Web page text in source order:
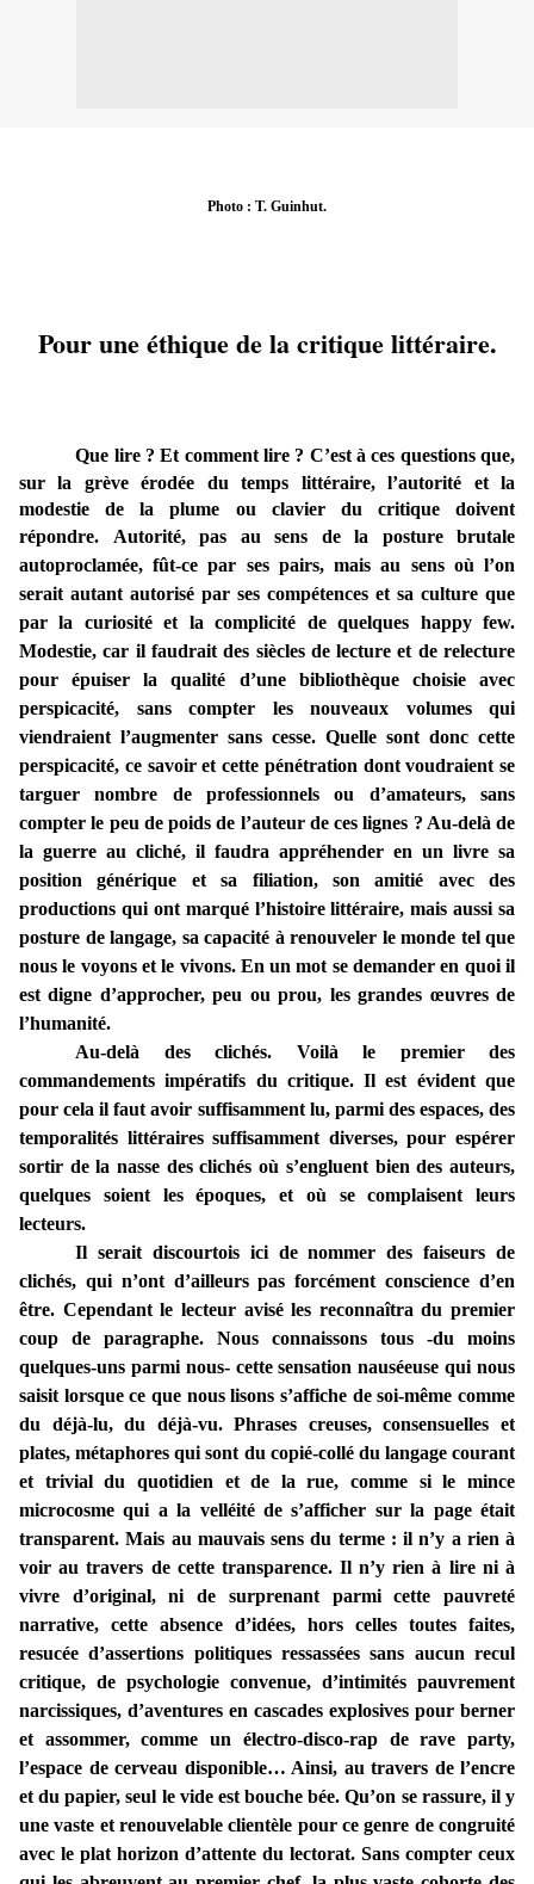
Photo : T. Guinhut.
Pour une éthique de la critique littéraire.
Que lire ? Et comment lire ? C’est à ces questions que,
sur la grève érodée du temps littéraire, l’autorité et la
modestie de la plume ou clavier du critique doivent
répondre. Autorité, pas au sens de la posture brutale
autoproclamée, fût-ce par ses pairs, mais au sens où l’on
serait autant autorisé par ses compétences et sa culture que
par la curiosité et la complicité de quelques happy few.
Modestie, car il faudrait des siècles de lecture et de relecture
pour épuiser la qualité d’une bibliothèque choisie avec
perspicacité, sans compter les nouveaux volumes qui
viendraient l’augmenter sans cesse. Quelle sont donc cette
perspicacité, ce savoir et cette pénétration dont voudraient se
targuer nombre de professionnels ou d’amateurs, sans
compter le peu de poids de l’auteur de ces lignes ? Au-delà de
la guerre au cliché, il faudra appréhender en un livre sa
position générique et sa filiation, son amitié avec des
productions qui ont marqué l’histoire littéraire, mais aussi sa
posture de langage, sa capacité à renouveler le monde tel que
nous le voyons et le vivons. En un mot se demander en quoi il
est digne d’approcher, peu ou prou, les grandes œuvres de
l’humanité.
Au-delà des clichés. Voilà le premier des
commandements impératifs du critique. Il est évident que
pour cela il faut avoir suffisamment lu, parmi des espaces, des
temporalités littéraires suffisamment diverses, pour espérer
sortir de la nasse des clichés où s’engluent bien des auteurs,
quelques soient les époques, et où se complaisent leurs
lecteurs.
Il serait discourtois ici de nommer des faiseurs de
clichés, qui n’ont d’ailleurs pas forcément conscience d’en
être. Cependant le lecteur avisé les reconnaîtra du premier
coup de paragraphe. Nous connaissons tous -du moins
quelques-uns parmi nous- cette sensation nauséeuse qui nous
saisit lorsque ce que nous lisons s’affiche de soi-même comme
du déjà-lu, du déjà-vu. Phrases creuses, consensuelles et
plates, métaphores qui sont du copié-collé du langage courant
et trivial du quotidien et de la rue, comme si le mince
microcosme qui a la velléité de s’afficher sur la page était
transparent. Mais au mauvais sens du terme : il n’y a rien à
voir au travers de cette transparence. Il n’y rien à lire ni à
vivre d’original, ni de surprenant parmi cette pauvreté
narrative, cette absence d’idées, hors celles toutes faites,
resucée d’assertions politiques ressassées sans aucun recul
critique, de psychologie convenue, d’intimités pauvrement
narcissiques, d’aventures en cascades explosives pour berner
et assommer, comme un électro-disco-rap de rave party,
l’espace de cerveau disponible… Ainsi, au travers de l’encre
et du papier, seul le vide est bouche bée. Qu’on se rassure, il y
une vaste et renouvelable clientèle pour ce genre de congruité
avec le plat horizon d’attente du lectorat. Sans compter ceux